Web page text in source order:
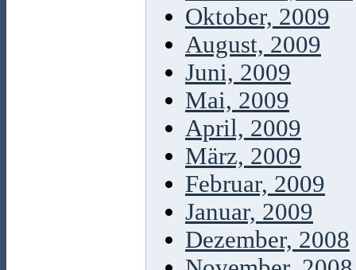
Oktober, 2009
August, 2009
Juni, 2009
Mai, 2009
April, 2009
März, 2009
Februar, 2009
Januar, 2009
Dezember, 2008